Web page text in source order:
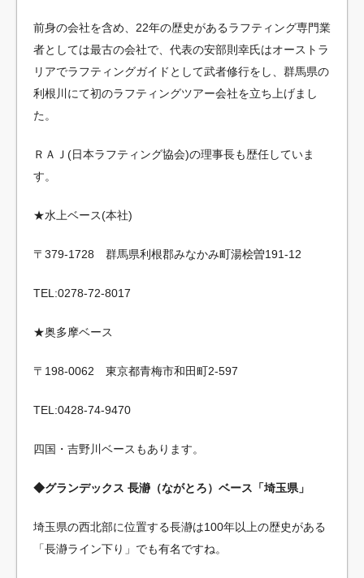
前身の会社を含め、22年の歴史があるラフティング専門業
者としては最古の会社で、代表の安部則幸氏はオーストラ
リアでラフティングガイドとして武者修行をし、群馬県の
利根川にて初のラフティングツアー会社を立ち上げまし
た。
ＲＡＪ(日本ラフティング協会)の理事長も歴任していま
す。
★水上ベース(本社)
〒379-1728 群馬県利根郡みなかみ町湯桧曽191-12
TEL:0278-72-8017
★奥多摩ベース
〒198-0062 東京都青梅市和田町2-597
TEL:0428-74-9470
四国・吉野川ベースもあります。
◆グランデックス 長瀞（ながとろ）ベース「埼玉県」
埼玉県の西北部に位置する長瀞は100年以上の歴史がある
「長瀞ライン下り」でも有名ですね。